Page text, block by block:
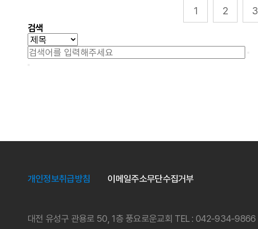
1 2 3
검색
개인정보취급방침 이메일주소무단수집거부
사이트 정보
대전 유성구 관용로 50, 1층 풍요로운교회 TEL : 042-934-9866